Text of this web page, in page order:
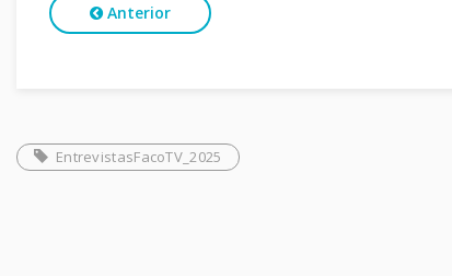
Anterior
EntrevistasFacoTV_2025